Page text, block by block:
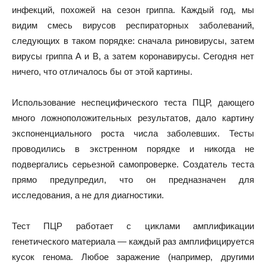
инфекций, похожей на сезон гриппа. Каждый год, мы
видим смесь вирусов респираторных заболеваний,
следующих в таком порядке: сначала риновирусы, затем
вирусы гриппа A и B, а затем коронавирусы. Сегодня нет
ничего, что отличалось бы от этой картины.
Использование неспецифического теста ПЦР, дающего
много ложноположительных результатов, дало картину
экспоненциального роста числа заболевших. Тесты
проводились в экстренном порядке и никогда не
подвергались серьезной самопроверке. Создатель теста
прямо предупредил, что он предназначен для
исследования, а не для диагностики.
Тест ПЦР работает с циклами амплификации
генетического материала — каждый раз амплифицируется
кусок генома. Любое заражение (например, другими